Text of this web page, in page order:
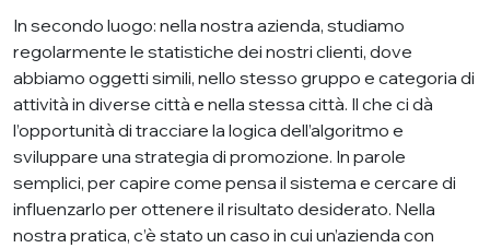
In secondo luogo: nella nostra azienda, studiamo
regolarmente le statistiche dei nostri clienti, dove
abbiamo oggetti simili, nello stesso gruppo e categoria di
attività in diverse città e nella stessa città. Il che ci dà
l’opportunità di tracciare la logica dell’algoritmo e
sviluppare una strategia di promozione. In parole
semplici, per capire come pensa il sistema e cercare di
influenzarlo per ottenere il risultato desiderato. Nella
nostra pratica, c’è stato un caso in cui un’azienda con